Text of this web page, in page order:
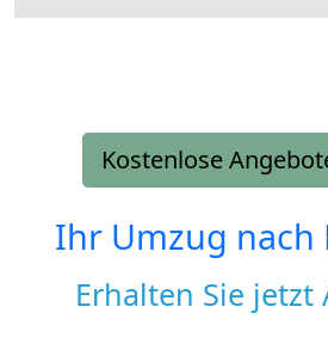
Kostenlose
Ihr Umzug nach
Erhalten Sie jetzt